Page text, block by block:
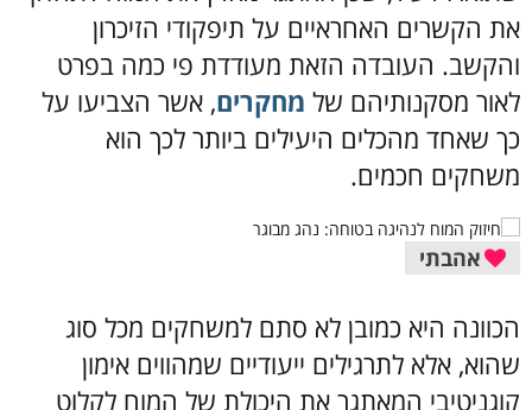
את הקשרים האחראיים על תיפקודי הזיכרון
והקשב. העובדה הזאת מעודדת פי כמה בפרט
לאור מסקנותיהם של מחקרים, אשר הצביעו על
כך שאחד מהכלים היעילים ביותר לכך הוא
משחקים חכמים.
אהבתי
הכוונה היא כמובן לא סתם למשחקים מכל סוג
שהוא, אלא לתרגילים ייעודיים שמהווים אימון
קוגניטיבי המאתגר את היכולת של המוח לקלוט